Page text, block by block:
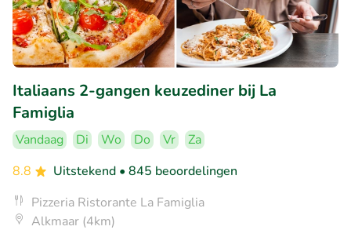
Italiaans 2-gangen keuzediner bij La
Famiglia
Vandaag Di Wo Do Vr
Za
8.8
Uitstekend • 845 beoordelingen
Pizzeria Ristorante La Famiglia
Alkmaar (4km)